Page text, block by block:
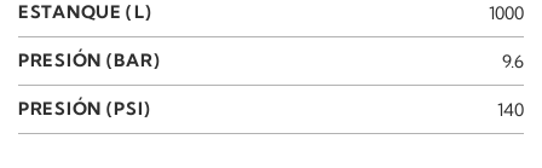
ESTANQUE (L) 1000
PRESIÓN (BAR) 9.6
PRESIÓN (PSI) 140